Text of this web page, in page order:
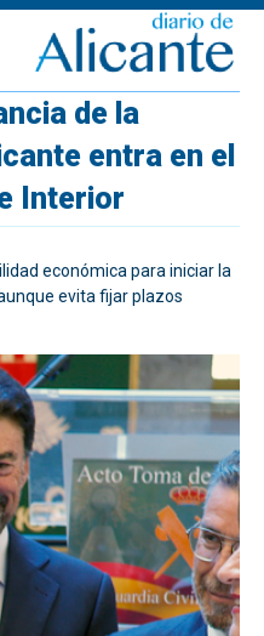
de la
entra en el
Interior
económica para iniciar la
evita fijar plazos